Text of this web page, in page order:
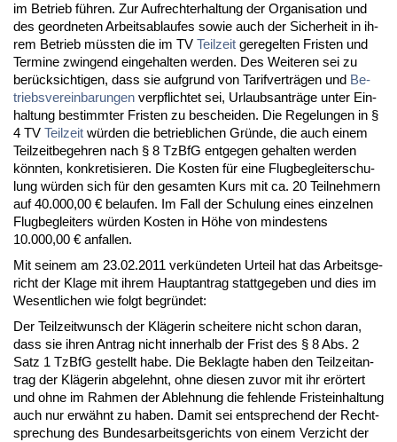
im Be­trieb führen. Zur Auf­recht­er­hal­tung der Or­ga­ni­sa­ti­on und
des ge­ord­ne­ten Ar­beits­ab­lau­fes so­wie auch der Si­cher­heit in ih­
rem Be­trieb müss­ten die im TV Teil­zeit ge­re­gel­ten Fris­ten und
Ter­mi­ne zwin­gend ein­ge­hal­ten wer­den. Des Wei­te­ren sei zu
berück­sich­ti­gen, dass sie auf­grund von Ta­rif­verträgen und Be­
triebs­ver­ein­ba­run­gen ver­pflich­tet sei, Ur­laubs­anträge un­ter Ein­
hal­tung be­stimm­ter Fris­ten zu be­schei­den. Die Re­ge­lun­gen in §
4 TV Teil­zeit würden die be­trieb­li­chen Gründe, die auch ei­nem
Teil­zeit­be­geh­ren nach § 8 Tz­B­fG ent­ge­gen ge­hal­ten wer­den
könn­ten, kon­kre­ti­sie­ren. Die Kos­ten für ei­ne Flug­be­gleiter­schu­
lung würden sich für den ge­sam­ten Kurs mit ca. 20 Teil­neh­mern
auf 40.000,00 € be­lau­fen. Im Fall der Schu­lung ei­nes ein­zel­nen
Flug­be­glei­ters würden Kos­ten in Höhe von min­des­tens
10.000,00 € an­fal­len.
Mit sei­nem am 23.02.2011 verkünde­ten Ur­teil hat das Ar­beits­ge­
richt der Kla­ge mit ih­rem Haupt­an­trag statt­ge­ge­ben und dies im
We­sent­li­chen wie folgt be­gründet:
Der Teil­zeit­wunsch der Kläge­rin schei­te­re nicht schon dar­an,
dass sie ih­ren An­trag nicht in­ner­halb der Frist des § 8 Abs. 2
Satz 1 Tz­B­fG ge­stellt ha­be. Die Be­klag­te ha­ben den Teil­zeit­an­
trag der Kläge­rin ab­ge­lehnt, oh­ne die­sen zu­vor mit ihr erörtert
und oh­ne im Rah­men der Ab­leh­nung die feh­len­de Fris­tein­hal­tung
auch nur erwähnt zu ha­ben. Da­mit sei ent­spre­chend der Recht­
spre­chung des Bun­des­ar­beits­ge­richts von ei­nem Ver­zicht der